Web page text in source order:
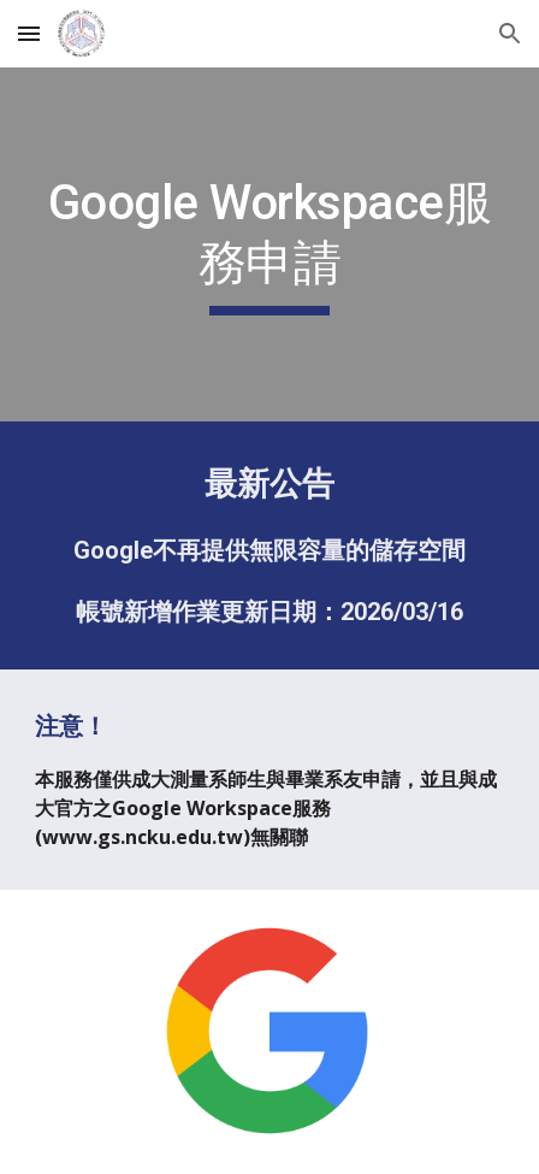
Skip to main content Skip to navigation
Google Workspace服
務申請
最新公告
Google不再提供無限容量的儲存空間
帳號新增作業更新日期：2026/03/16
注意！
本服務僅供成大測量系師生與畢業系友申請，並且與成
大官方之Google Workspace服務
(www.gs.ncku.edu.tw)無關聯